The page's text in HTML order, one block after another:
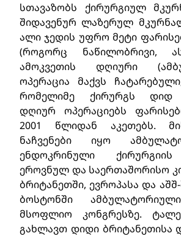
სთავაზობს ქირურგიულ
შიდავენურ ლაზერულ
ალი ჯედის უფრო მეტი
(როგორც ნაწილობრივი,
ამოკვეთის დღიური
ოპერაცია მაქვს
რომელიმე ქირურგს დიდ
დღიურ ოპერაციებს
2001 წლიდან აკეთებს.
ნაჩვენები იყო
ენდოკრინული ქირურგიის
ეროვნულ და საერთაშორისო
ბრიტანეთში, ევროპასა და
ბოსტონში
მსოფლიო კონგრესზე.
გახლავთ დიდი ბრიტანეთისა